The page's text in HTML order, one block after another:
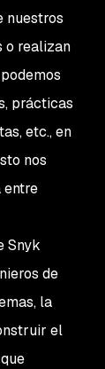
nuestros
o realizan
prácticas
etc., en
nos
entre
Snyk
de
la
el